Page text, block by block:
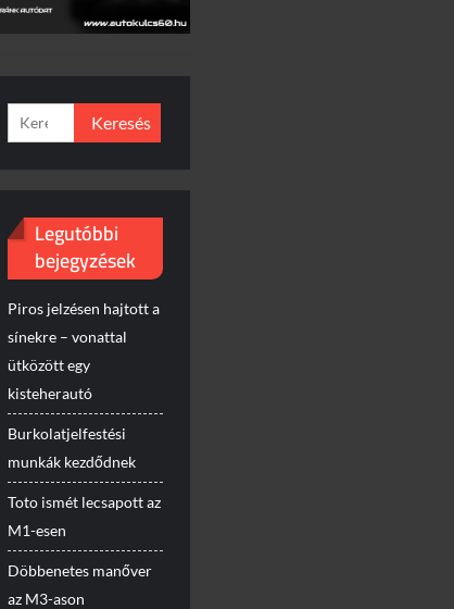
Keresés:
Legutóbbi
bejegyzések
Piros jelzésen hajtott a
sínekre – vonattal
ütközött egy
kisteherautó
Burkolatjelfestési
munkák kezdődnek
Toto ismét lecsapott az
M1-esen
Döbbenetes manőver
az M3-ason